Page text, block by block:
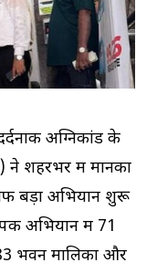
अग्निकांड के
ने शहरभर में मानकों
बड़ा अभियान शुरू
अभियान में 71
83 भवन मालिकों और